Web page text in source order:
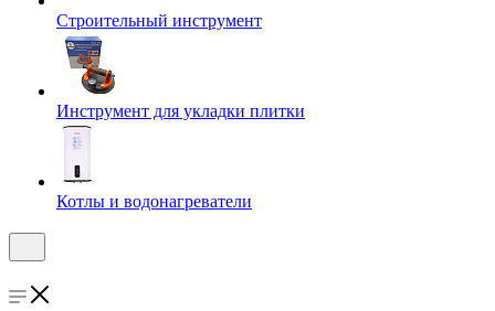
Строительный инструмент
Инструмент для укладки плитки
Котлы и водонагреватели